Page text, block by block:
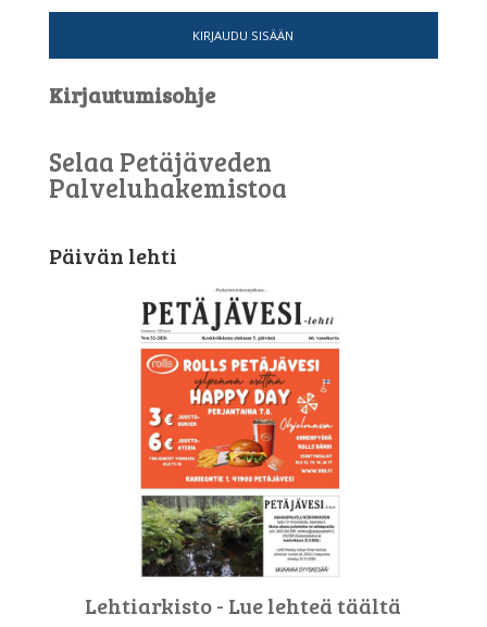
KIRJAUDU SISÄÄN
Kirjautumisohje
Selaa Petäjäveden
Palveluhakemistoa
Päivän lehti
Lehtiarkisto - Lue lehteä täältä